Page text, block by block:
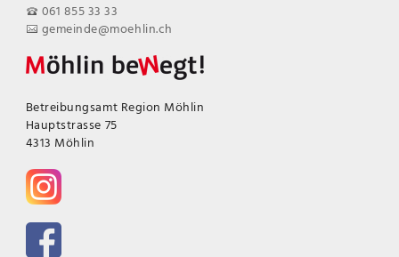
061 855 33 33
gemeinde@moehlin.ch
Betreibungsamt Region Möhlin
Hauptstrasse 75
4313 Möhlin